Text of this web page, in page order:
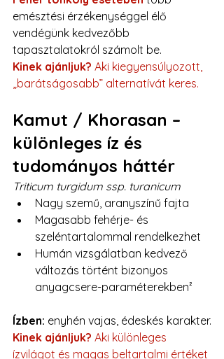
emésztési érzékenységgel élő
vendégünk kedvezőbb
tapasztalatokról számolt be.
Kinek ajánljuk? Aki kiegyensúlyozott,
„barátságosabb” alternatívát keres.
Kamut / Khorasan –
különleges íz és
tudományos háttér
Triticum turgidum ssp. turanicum
Nagy szemű, aranyszínű fajta
Magasabb fehérje- és
szeléntartalommal rendelkezhet
Humán vizsgálatban kedvező
változás történt bizonyos
anyagcsere-paraméterekben²
Ízben: enyhén vajas, édeskés karakter.
Kinek ajánljuk? Aki különleges
ízvilágot és magas beltartalmi értéket